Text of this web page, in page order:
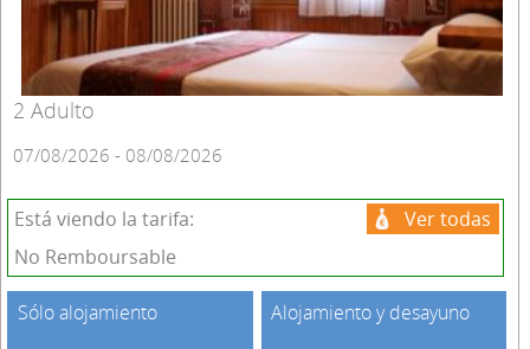
2 Adulto
07/08/2026 - 08/08/2026
Ver todas
Está viendo la tarifa:
No Remboursable
Sólo alojamiento Alojamiento y desayuno